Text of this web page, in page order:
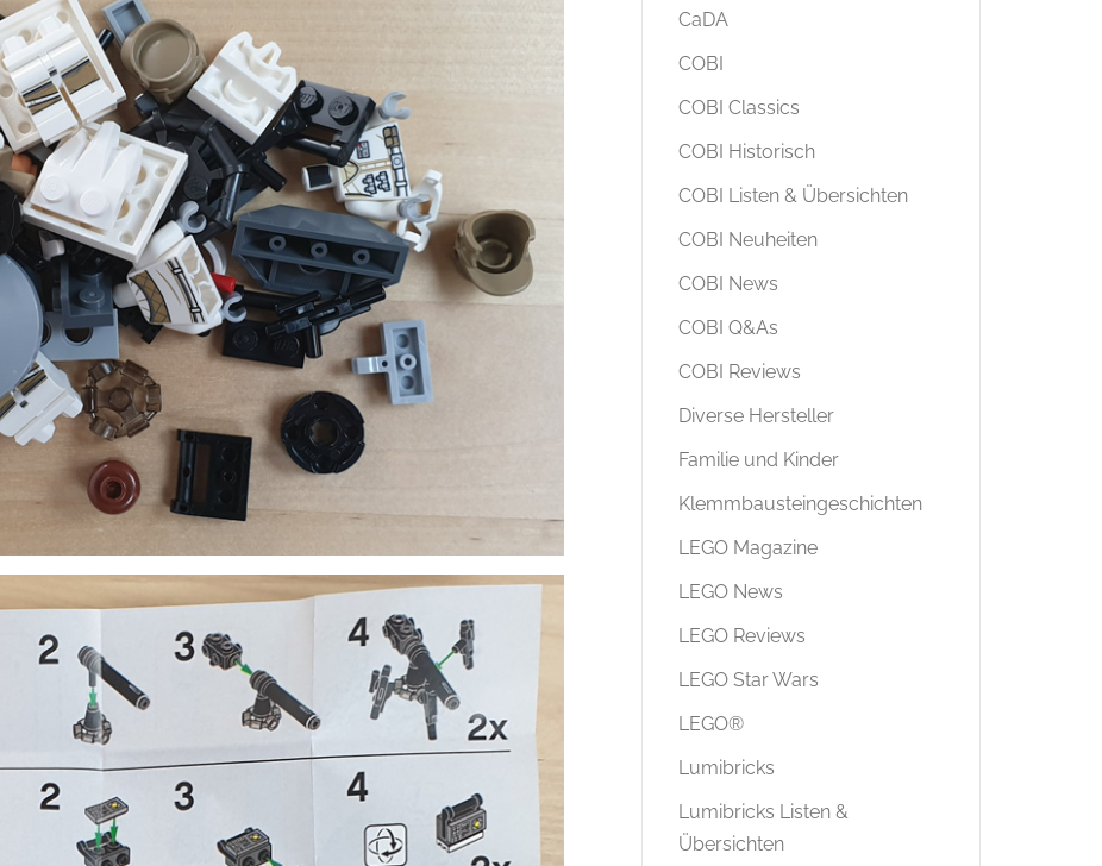
CaDA
COBI
COBI Classics
COBI Historisch
COBI Listen & Übersichten
COBI Neuheiten
COBI News
COBI Q&As
COBI Reviews
Diverse Hersteller
Familie und Kinder
Klemmbausteingeschichten
LEGO Magazine
LEGO News
LEGO Reviews
LEGO Star Wars
LEGO®
Lumibricks
Lumibricks Listen &
Übersichten